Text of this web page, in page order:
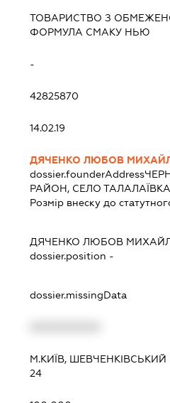
ТОВАРИСТВО З
ФОРМУЛА СМАКУ НЬЮ
-
42825870
14.02.19
ДЯЧЕНКО ЛЮБОВ
dossier.founderAddress
РАЙОН, СЕЛО
Розмір внеску до
ДЯЧЕНКО ЛЮБОВ
dossier.position -
dossier.missingData
М.КИЇВ,
24